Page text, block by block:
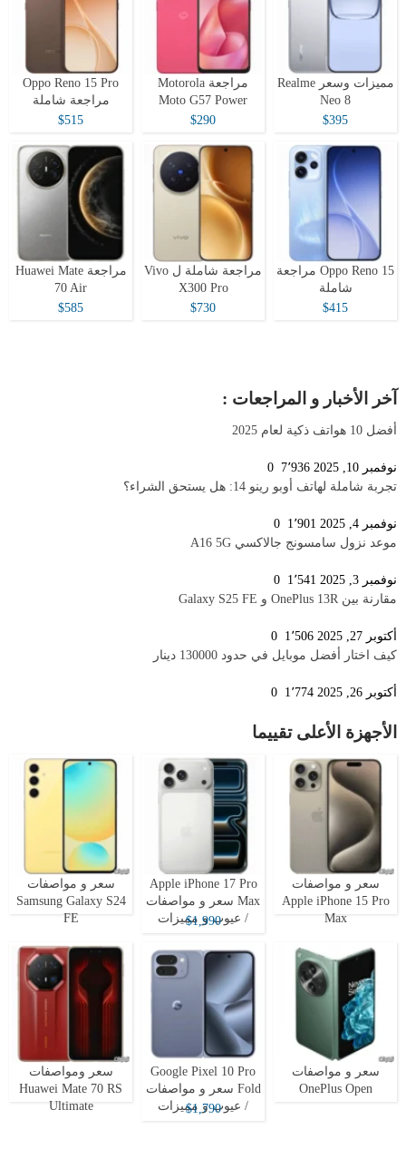
مميزات وسعر Realme
Neo 8
$395
مراجعة Motorola
Moto G57 Power
$290
Oppo Reno 15 Pro
مراجعة شاملة
$515
Oppo Reno 15 مراجعة
شاملة
$415
مراجعة شاملة ل Vivo
X300 Pro
$730
مراجعة Huawei Mate
70 Air
$585
آخر الأخبار و المراجعات :
أفضل 10 هواتف ذكية لعام 2025
نوفمبر 10, 2025 7٬936
تجربة شاملة لهاتف أوبو رينو 14: هل يستحق الشراء؟
نوفمبر 4, 2025 1٬901
موعد نزول سامسونج جالاكسي A16 5G
نوفمبر 3, 2025 1٬541
مقارنة بين OnePlus 13R و Galaxy S25 FE
أكتوبر 27, 2025 1٬506
كيف اختار أفضل موبايل في حدود 130000 دينار
أكتوبر 26, 2025 1٬774
الأجهزة الأعلى تقييما
سعر و مواصفات
Apple iPhone 15 Pro
Max
Apple iPhone 17 Pro
Max سعر و مواصفات
/ عيوب و مميزات
$1,990
سعر و مواصفات
Samsung Galaxy S24
FE
سعر و مواصفات
OnePlus Open
Google Pixel 10 Pro
Fold سعر و مواصفات
/ عيوب و مميزات
$1,790
سعر ومواصفات
Huawei Mate 70 RS
Ultimate